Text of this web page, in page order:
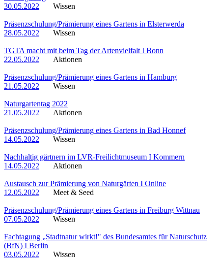
30.05.2022
Wissen
Präsenzschulung/Prämierung eines Gartens in Elsterwerda
28.05.2022
Wissen
TGTA macht mit beim Tag der Artenvielfalt I Bonn
22.05.2022
Aktionen
Präsenzschulung/Prämierung eines Gartens in Hamburg
21.05.2022
Wissen
Naturgartentag 2022
21.05.2022
Aktionen
Präsenzschulung/Prämierung eines Gartens in Bad Honnef
14.05.2022
Wissen
Nachhaltig gärtnern im LVR-Freilichtmuseum I Kommern
14.05.2022
Aktionen
Austausch zur Prämierung von Naturgärten I Online
12.05.2022
Meet & Seed
Präsenzschulung/Prämierung eines Gartens in Freiburg Wittnau
07.05.2022
Wissen
Fachtagung „Stadtnatur wirkt!" des Bundesamtes für Naturschutz
(BfN) I Berlin
03.05.2022
Wissen